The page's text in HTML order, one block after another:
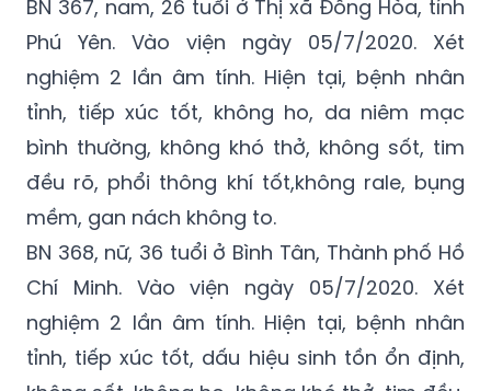
nghiệm 2 lần âm tính. Hiện tại, bệnh nhân
tỉnh, tiếp xúc tốt, không ho, da niêm mạc
bình thường, không khó thở, không sốt, tim
đều rõ, phổi thông khí tốt,không rale, bụng
mềm, gan nách không to.
BN 368, nữ, 36 tuổi ở Bình Tân, Thành phố Hồ
Chí Minh. Vào viện ngày 05/7/2020. Xét
nghiệm 2 lần âm tính. Hiện tại, bệnh nhân
tỉnh, tiếp xúc tốt, dấu hiệu sinh tồn ổn định,
không sốt, không ho, không khó thở, tim đều,
phổi thông khí tốt không rale, bụng mềm,